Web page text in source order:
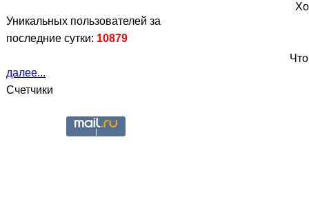
Уникальных пользователей за
последние сутки: 10879
далее...
Счетчики